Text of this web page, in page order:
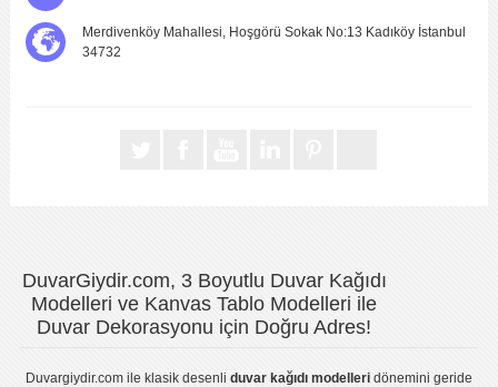
Merdivenköy Mahallesi, Hoşgörü Sokak No:13 Kadıköy İstanbul
34732
DuvarGiydir.com, 3 Boyutlu Duvar Kağıdı
Modelleri ve Kanvas Tablo Modelleri ile
Duvar Dekorasyonu için Doğru Adres!
Duvargiydir.comile klasik desenli duvar kağıdı modelleridönemini geride